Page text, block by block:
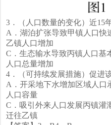
3．（人口数量的变化）近15
A．湖泊扩张导致甲镇人口快
乙镇人口增加
C．生态输水导致丙镇人口基
人口总量增加
4．（可持续发展措施）促进
A．开采地下水增加区域人口
人口容量
C．吸引外来人口发展丙镇灌
迁往乙镇